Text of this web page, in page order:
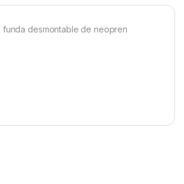
funda desmontable de neopren